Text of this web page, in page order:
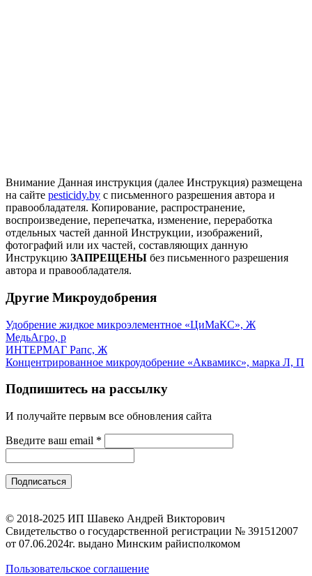
Внимание Данная инструкция (далее Инструкция) размещена
на сайте pesticidy.by с письменного разрешения автора и
правообладателя. Копирование, распространение,
воспроизведение, перепечатка, изменение, переработка
отдельных частей данной Инструкции, изображений,
фотографий или их частей, составляющих данную
Инструкцию ЗАПРЕЩЕНЫ без письменного разрешения
автора и правообладателя.
Другие Микроудобрения
Удобрение жидкое микроэлементное «ЦиМаКС», Ж
МедьАгро, р
ИНТЕРМАГ Рапс, Ж
Концентрированное микроудобрение «Аквамикс», марка Л, П
Подпишитесь на рассылку
И получайте первым все обновления сайта
Введите ваш email *
© 2018-2025 ИП Шавеко Андрей Викторович
Свидетельство о государственной регистрации № 391512007
от 07.06.2024г. выдано Минским райисполкомом
Пользовательское соглашение